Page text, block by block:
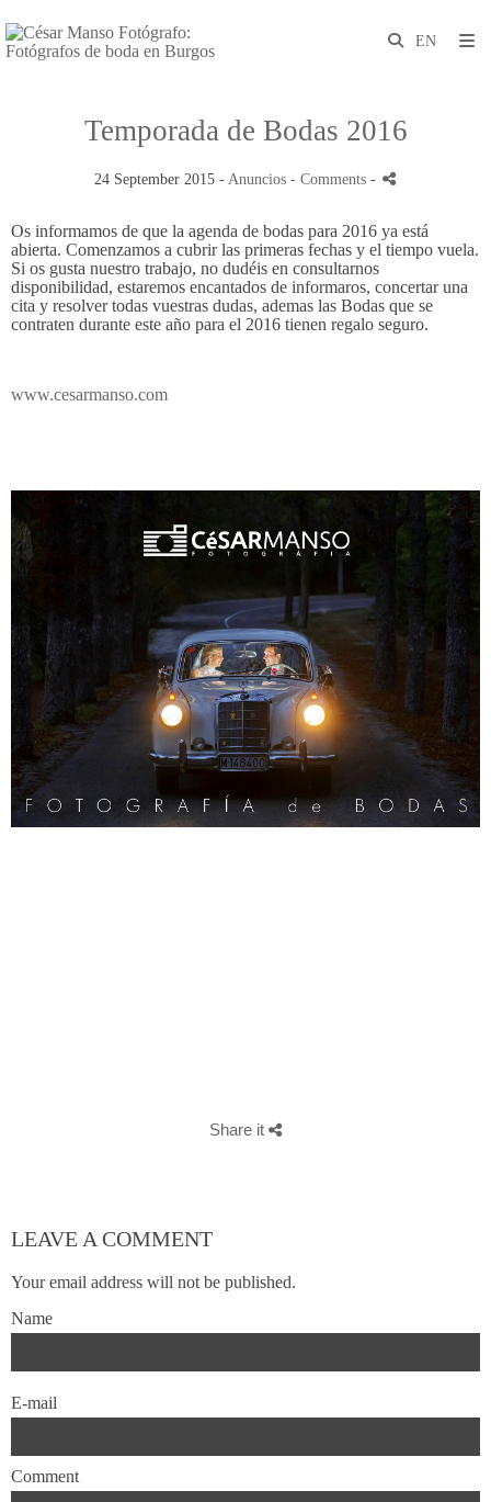
Temporada de Bodas 2016
24 September 2015 - Anuncios - Comments -
Os informamos de que la agenda de bodas para 2016 ya está
abierta. Comenzamos a cubrir las primeras fechas y el tiempo vuela.
Si os gusta nuestro trabajo, no dudéis en consultarnos
disponibilidad, estaremos encantados de informaros, concertar una
cita y resolver todas vuestras dudas, ademas las Bodas que se
contraten durante este año para el 2016 tienen regalo seguro.
www.cesarmanso.com
Share it
LEAVE A COMMENT
Your email address will not be published.
Name
E-mail
Comment